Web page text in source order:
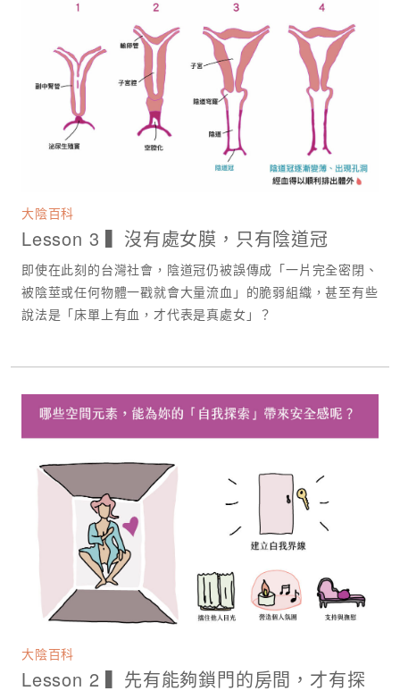
大陰百科
Lesson 3 ▍沒有處女膜，只有陰道冠
即使在此刻的台灣社會，陰道冠仍被誤傳成「一片完全密閉、
被陰莖或任何物體一戳就會大量流血」的脆弱組織，甚至有些
說法是「床單上有血，才代表是真處女」？
大陰百科
Lesson 2 ▍先有能夠鎖門的房間，才有探